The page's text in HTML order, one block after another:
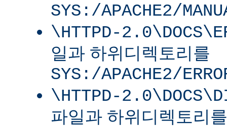
SYS:/APACHE2/
\HTTPD-
일과 하위디렉토리를
SYS:/APACHE2/
\HTTPD-
파일과 하위디렉토리를